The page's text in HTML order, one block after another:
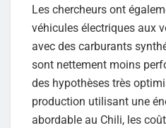
Les chercheurs ont
véhicules électriques aux
avec des carburants
sont nettement moins
des hypothèses très
production utilisant une
abordable au Chili, les